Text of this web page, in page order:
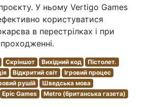
У ньому Vertigo Games
користуватися
в перестрілках і при
Скріншот Вихідний код
Пістолет.
Відкритий світ
Ігровий процес
рушій
Шведська мова
Epic Games Metro (британська газета)